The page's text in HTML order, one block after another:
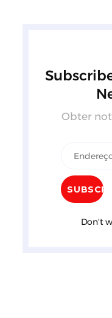
Obter
Don't